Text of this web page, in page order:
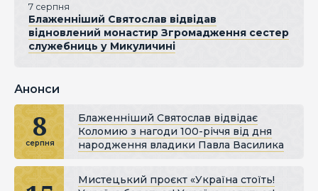
7 серпня
Блаженніший Святослав відвідав
відновлений монастир Згромадження сестер
служебниць у Микуличині
Анонси
8
серпня
Блаженніший Святослав відвідає
Коломию з нагоди 100-річчя від дня
народження владики Павла Василика
Мистецький проєкт «Україна стоїть!